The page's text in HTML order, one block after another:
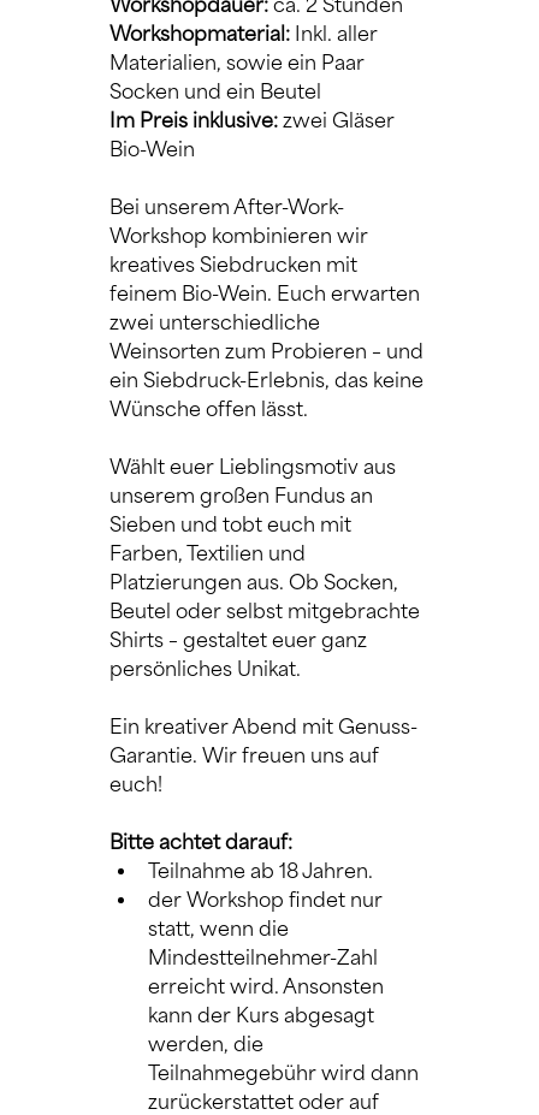
Workshopdauer: ca. 2 Stunden
Workshopmaterial: Inkl. aller
Materialien, sowie ein Paar
Socken und ein Beutel
Im Preis inklusive: zwei Gläser
Bio-Wein
Bei unserem After-Work-
Workshop kombinieren wir
kreatives Siebdrucken mit
feinem Bio-Wein. Euch erwarten
zwei unterschiedliche
Weinsorten zum Probieren – und
ein Siebdruck-Erlebnis, das keine
Wünsche offen lässt.
Wählt euer Lieblingsmotiv aus
unserem großen Fundus an
Sieben und tobt euch mit
Farben, Textilien und
Platzierungen aus. Ob Socken,
Beutel oder selbst mitgebrachte
Shirts – gestaltet euer ganz
persönliches Unikat.
Ein kreativer Abend mit Genuss-
Garantie. Wir freuen uns auf
euch!
Bitte achtet darauf:
Teilnahme ab 18 Jahren.
der Workshop findet nur
statt, wenn die
Mindestteilnehmer-Zahl
erreicht wird. Ansonsten
kann der Kurs abgesagt
werden, die
Teilnahmegebühr wird dann
zurückerstattet oder auf